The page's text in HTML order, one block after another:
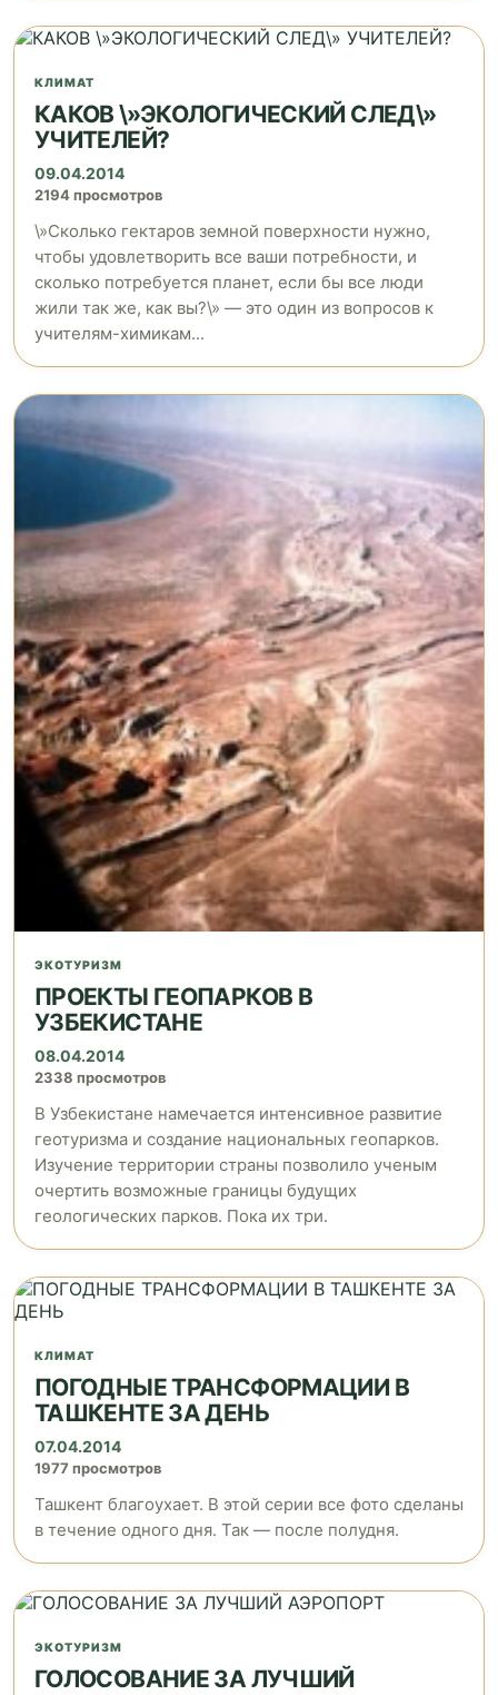
КЛИМАТ
КАКОВ \»ЭКОЛОГИЧЕСКИЙ СЛЕД\»
УЧИТЕЛЕЙ?
09.04.2014
2194 просмотров
\»Cколько гектаров земной поверхности нужно,
чтобы удовлетворить все ваши потребности, и
сколько потребуется планет, если бы все люди
жили так же, как вы?\» — это один из вопросов к
учителям-химикам...
ЭКОТУРИЗМ
ПРОЕКТЫ ГЕОПАРКОВ В
УЗБЕКИСТАНЕ
08.04.2014
2338 просмотров
В Узбекистане намечается интенсивное развитие
геотуризма и создание национальных геопарков.
Изучение территории страны позволило ученым
очертить возможные границы будущих
геологических парков. Пока их три.
КЛИМАТ
ПОГОДНЫЕ ТРАНСФОРМАЦИИ В
ТАШКЕНТЕ ЗА ДЕНЬ
07.04.2014
1977 просмотров
Ташкент благоухает. В этой серии все фото сделаны
в течение одного дня. Так — после полудня.
ЭКОТУРИЗМ
ГОЛОСОВАНИЕ ЗА ЛУЧШИЙ